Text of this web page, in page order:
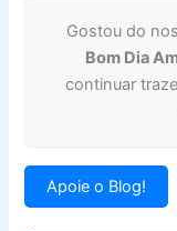
Gostou do
Bom Dia
continuar
Apoie o Blog!